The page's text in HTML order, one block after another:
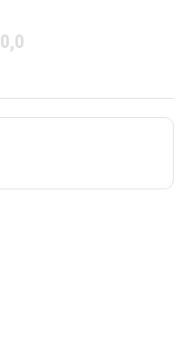
0,0